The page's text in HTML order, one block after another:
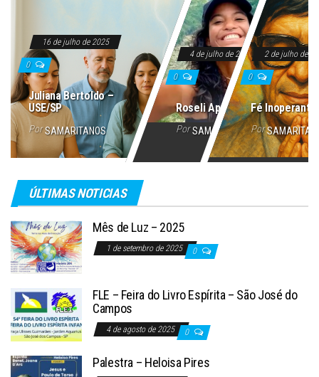
16 de julho de 2025
0
Juliana Bertoldo –
USE/SP
Por SAMARITANOS
4 de julho de 2025
0
Roseli Aparecida
Por SAMARITANOS
2 de julho de
0
Fé Inoperante
Por
ÚLTIMAS NOTICIAS
Mês de Luz – 2025
1 de setembro de 2025 0
FLE – Feira do Livro Espírita – São José do
Campos
4 de agosto de 2025 0
Palestra – Heloisa Pires